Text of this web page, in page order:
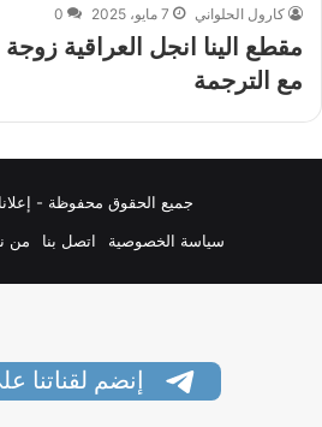
كارول الحلواني 7 مايو، 2025 0
مع الترجمة
جميع الحقوق محفوظة -
سياسة الخصوصية
اتصل بنا من
إنضم لقناتنا